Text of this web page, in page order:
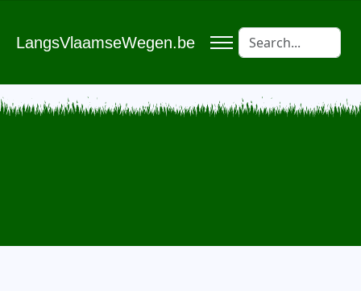
LangsVlaamseWegen.be